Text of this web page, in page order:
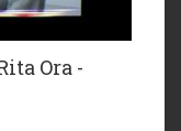
Ora -